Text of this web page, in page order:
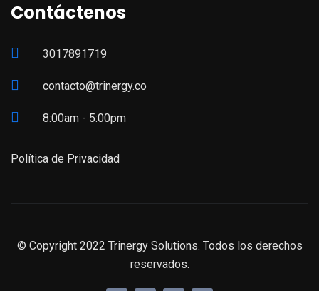
Contáctenos
3017891719
contacto@trinergy.co
8:00am - 5:00pm
Política de Privacidad
© Copyright 2022 Trinergy Solutions. Todos los derechos
reservados.